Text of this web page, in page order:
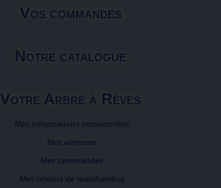
Vos commandes
Notre catalogue
Votre Arbre à Rêves
Mes informations personnelles
Mes adresses
Mes commandes
Mes retours de marchandise